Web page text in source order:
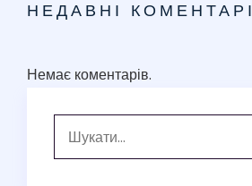
НЕДАВНІ КОМЕНТАРІ
Немає коментарів.